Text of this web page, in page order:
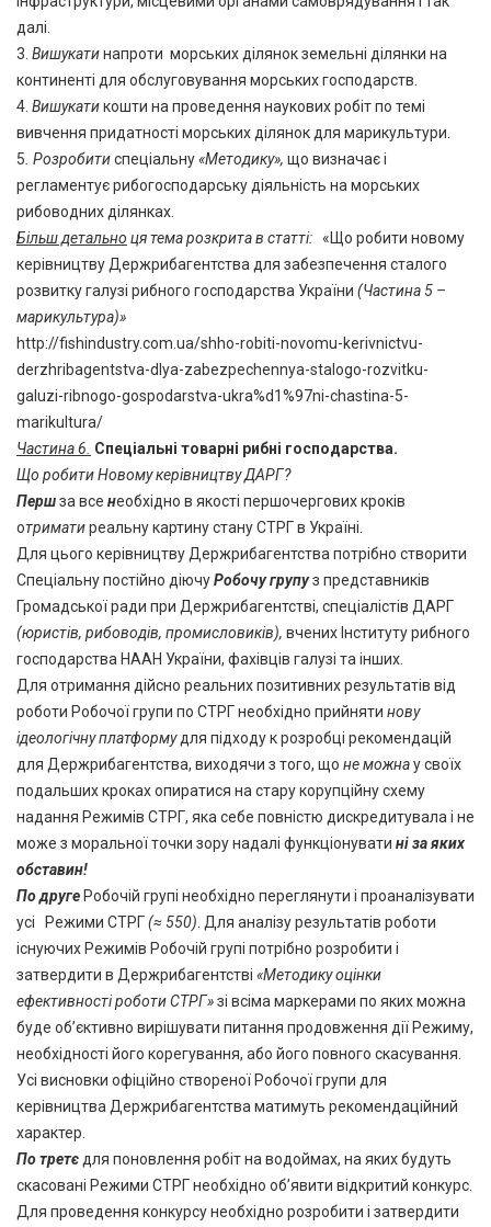
далі.
3. Вишукатинапроти морських ділянок земельні ділянки на
континенті для обслуговування морських господарств.
4. Вишукатикошти на проведення наукових робіт по темі
вивчення придатності морських ділянок для марикультури.
5 . Розробитиспеціальну«Методику», що визначає і
регламентує рибогосподарську діяльність на морських
рибоводних ділянках.
Більш детально ця тема розкрита в статті: «Що робити новому
керівництву Держрибагентства для забезпечення сталого
розвитку галузі рибного господарства України (Частина 5 –
марикультура)»
http://fishindustry.com.ua/shho-robiti-novomu-kerivnictvu-
derzhribagentstva-dlya-zabezpechennya-stalogo-rozvitku-
galuzi-ribnogo-gospodarstva-ukra%d1%97ni-chastina-5-
marikultura/
Частина 6. Спеціальні товарні рибні господарства.
Що робити Новому керівництву ДАРГ?
Першза все необхідно в якості першочергових кроків
отриматиреальну картину стану СТРГ в Україні.
Для цього керівництву Держрибагентства потрібно створити
Спеціальну постійно діючуРобочу групуз представників
Громадської ради при Держрибагентстві, спеціалістів ДАРГ
(юристів, рибоводів, промисловиків), вчених Інституту рибного
господарства НААН України, фахівців галузі та інших.
Для отримання дійсно реальних позитивних результатів від
роботи Робочої групи по СТРГ необхідно прийняти нову
ідеологічну платформудля підходу к розробці рекомендацій
для Держрибагентства, виходячи з того, що не можнау своїх
подальших кроках опиратися на стару корупційну схему
надання Режимів СТРГ, яка себе повністю дискредитувала і не
може з моральної точки зору надалі функціонувати ні за яких
обставин!
По друге Робочій групі необхідно переглянути і проаналізувати
усі
Режими СТРГ(≈ 550) . Для аналізу результатів роботи
існуючих Режимів Робочій групі потрібно розробити і
затвердити в Держрибагентстві «Методику оцінки
ефективності роботи СТРГ»зі всіма маркерами по яких можна
буде об’єктивно вирішувати питання продовження дії Режиму,
необхідності його корегування, або його повного скасування.
Усі висновки офіційно створеної Робочої групи для
керівництва Держрибагентства матимуть рекомендаційний
характер.
По третє для поновлення робіт на водоймах, на яких будуть
скасовані Режими СТРГ необхідно об’явити відкритий конкурс.
Для проведення конкурсу необхідно розробити і затвердити